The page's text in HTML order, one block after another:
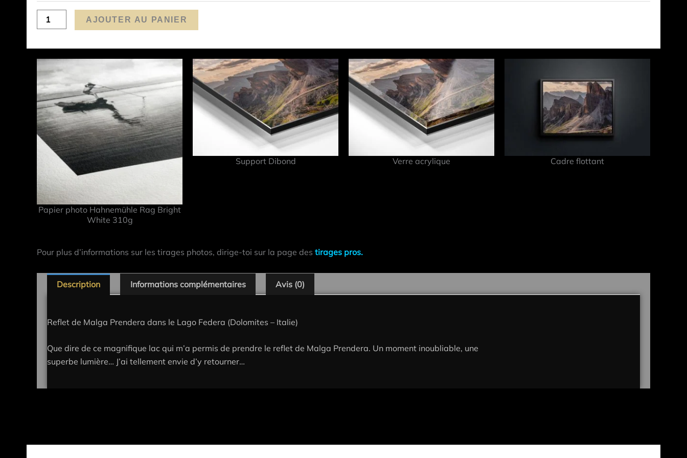
AJOUTER AU PANIER
Papier photo Hahnemühle Rag Bright
White 310g
Support Dibond Verre acrylique Cadre flottant
Pour plus d’informations sur les tirages photos, dirige-toi sur la page des tirages pros.
Description Informations complémentaires Avis (0)
Reflet de Malga Prendera dans le Lago Federa (Dolomites – Italie)
Que dire de ce magnifique lac qui m’a permis de prendre le reflet de Malga Prendera. Un moment inoubliable, une
superbe lumière… J’ai tellement envie d’y retourner…